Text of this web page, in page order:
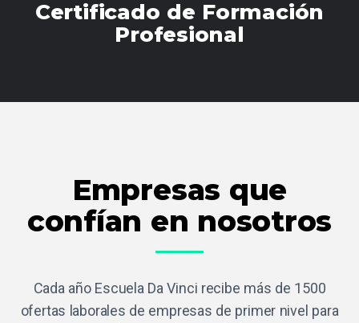
Certificado de Formación
Profesional
Empresas que
confían en nosotros
Cada año Escuela Da Vinci recibe más de 1500
ofertas laborales de empresas de primer nivel para